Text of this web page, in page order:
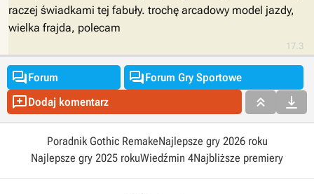
17.3
raczej świadkami tej fabuły. trochę arcadowy model jazdy,
wielka frajda, polecam
Forum Forum Gry Sportowe
Dodaj komentarz  
Poradnik Gothic RemakeNajlepsze gry 2026 roku
Najlepsze gry 2025 rokuWiedźmin 4Najbliższe premiery